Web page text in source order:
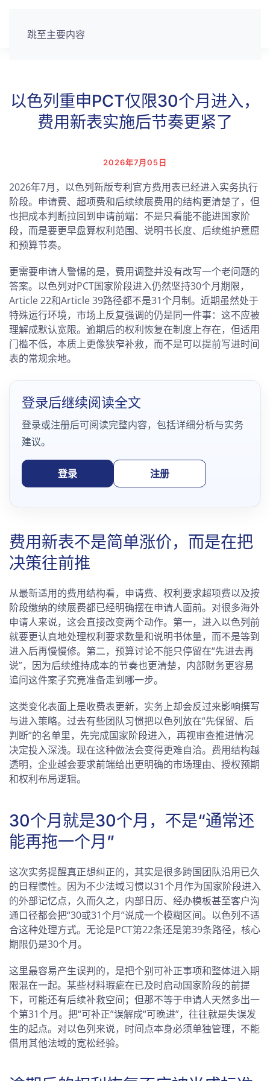
跳至主要内容
以色列重申PCT仅限30个月进入，
费用新表实施后节奏更紧了
2026年7月05日
2026年7月，以色列新版专利官方费用表已经进入实务执行
阶段。申请费、超项费和后续续展费用的结构更清楚了，但
也把成本判断拉回到申请前端：不是只看能不能进国家阶
段，而是要更早盘算权利范围、说明书长度、后续维护意愿
和预算节奏。
更需要申请人警惕的是，费用调整并没有改写一个老问题的
答案。以色列对PCT国家阶段进入仍然坚持30个月期限，
Article 22和Article 39路径都不是31个月制。近期虽然处于
特殊运行环境，市场上反复强调的仍是同一件事：这不应被
理解成默认宽限。逾期后的权利恢复在制度上存在，但适用
门槛不低，本质上更像狭窄补救，而不是可以提前写进时间
表的常规余地。
登录后继续阅读全文
登录或注册后可阅读完整内容，包括详细分析与实务
建议。
登录 注册
费用新表不是简单涨价，而是在把
决策往前推
从最新适用的费用结构看，申请费、权利要求超项费以及按
阶段缴纳的续展费都已经明确摆在申请人面前。对很多海外
申请人来说，这会直接改变两个动作。第一，进入以色列前
就要更认真地处理权利要求数量和说明书体量，而不是等到
进入后再慢慢修。第二，预算讨论不能只停留在“先进去再
说”，因为后续维持成本的节奏也更清楚，内部财务更容易
追问这件案子究竟准备走到哪一步。
这类变化表面上是收费表更新，实务上却会反过来影响撰写
与进入策略。过去有些团队习惯把以色列放在“先保留、后
判断”的名单里，先完成国家阶段进入，再视审查推进情况
决定投入深浅。现在这种做法会变得更难自洽。费用结构越
透明，企业越会要求前端给出更明确的市场理由、授权预期
和权利布局逻辑。
30个月就是30个月，不是“通常还
能再拖一个月”
这次实务提醒真正想纠正的，其实是很多跨国团队沿用已久
的日程惯性。因为不少法域习惯以31个月作为国家阶段进入
的外部记忆点，久而久之，内部日历、经办模板甚至客户沟
通口径都会把“30或31个月”说成一个模糊区间。以色列不适
合这种处理方式。无论是PCT第22条还是第39条路径，核心
期限仍是30个月。
这里最容易产生误判的，是把个别可补正事项和整体进入期
限混在一起。某些材料瑕疵在已及时启动国家阶段的前提
下，可能还有后续补救空间；但那不等于申请人天然多出一
个第31个月。把“可补正”误解成“可晚进”，往往就是失误发
生的起点。对以色列来说，时间点本身必须单独管理，不能
借用其他法域的宽松经验。